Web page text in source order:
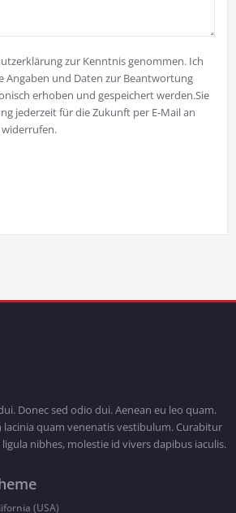
zur Kenntnis genommen. Ich
Angaben und Daten zur Beantwortung
erhoben und gespeichert werden.Sie
jederzeit für die Zukunft per E-Mail an
Donec sed odio dui. Aenean eu leo quam.
lacinia quam venenatis vestibulum. Curabitur
nibhes, molestie id vivers dapibus iaculis.
(USA)